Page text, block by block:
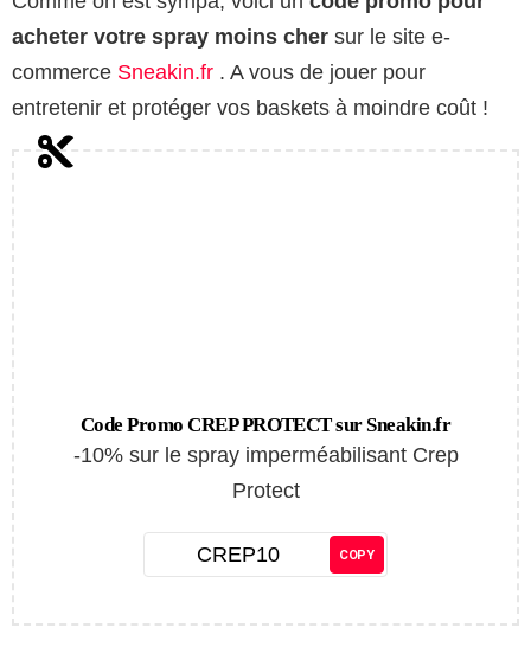
acheter votre spray moins cher sur le site e-
commerce Sneakin.fr . A vous de jouer pour
entretenir et protéger vos baskets à moindre coût !
Code Promo CREP PROTECT sur Sneakin.fr
-10% sur le spray imperméabilisant Crep
Protect
CREP10 COPY